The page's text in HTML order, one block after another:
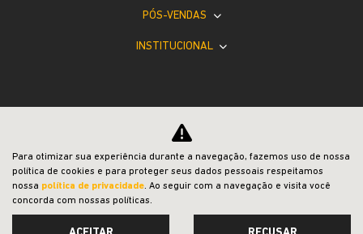
PÓS-VENDAS
INSTITUCIONAL
Desacelere. Seu bem maior é a vida.
Para otimizar sua experiência durante a navegação, fazemos uso de nossa
política de cookies e para proteger seus dados pessoais respeitamos
nossa política de privacidade. Ao seguir com a navegação e visita você
concorda com nossas políticas.